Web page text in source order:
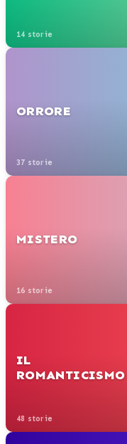
14 storie
ORRORE
37 storie
MISTERO
16 storie
IL
ROMANTICISMO
48 storie